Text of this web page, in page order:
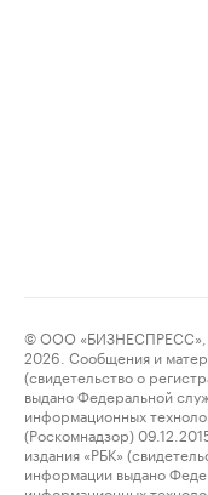
© ООО
2026. Сообщения и
(свидетельство о
выдано Федеральной
информационных
(Роскомнадзор)
издания «РБК»
информации выдано